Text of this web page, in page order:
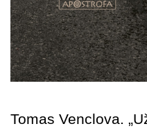
Tomas Venclova.